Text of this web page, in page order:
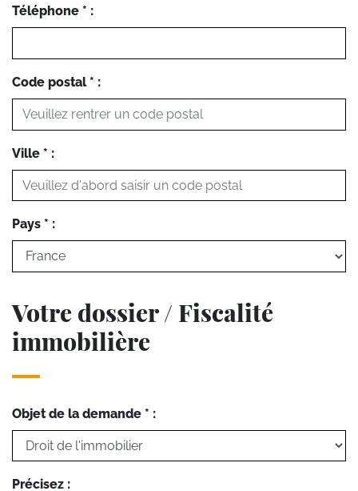
Téléphone * :
Code postal * :
Ville * :
Pays * :
Votre dossier / Fiscalité
immobilière
Objet de la demande * :
Précisez :